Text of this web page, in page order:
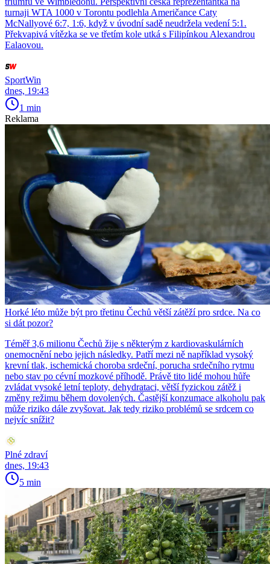
turnaji WTA 1000 v Torontu podlehla Američance Caty
McNallyové 6:7, 1:6, když v úvodní sadě neudržela vedení 5:1.
Překvapivá vítězka se ve třetím kole utká s Filipínkou Alexandrou
Ealaovou.
SportWin
dnes, 19:43
1 min
Reklama
Horké léto může být pro třetinu Čechů větší zátěží pro srdce. Na co
si dát pozor?
Téměř 3,6 milionu Čechů žije s některým z kardiovaskulárních
onemocnění nebo jejich následky. Patří mezi ně například vysoký
krevní tlak, ischemická choroba srdeční, porucha srdečního rytmu
nebo stav po cévní mozkové příhodě. Právě tito lidé mohou hůře
zvládat vysoké letní teploty, dehydrataci, větší fyzickou zátěž i
změny režimu během dovolených. Častější konzumace alkoholu pak
může riziko dále zvyšovat. Jak tedy riziko problémů se srdcem co
nejvíc snížit?
Plné zdraví
dnes, 19:43
5 min